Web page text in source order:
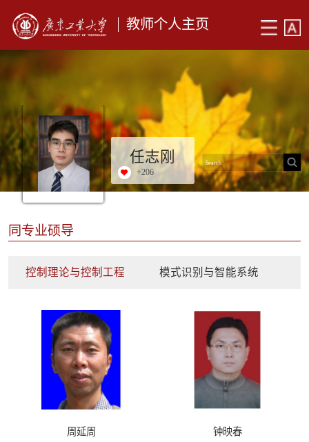
教师个人主页
任志刚
+206
同专业硕导
控制理论与控制工程 模式识别与智能系统
周延周 钟映春